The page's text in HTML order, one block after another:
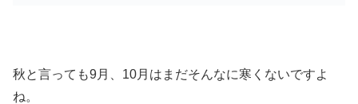
秋と言っても9月、10月はまだそんなに寒くないですよ
ね。